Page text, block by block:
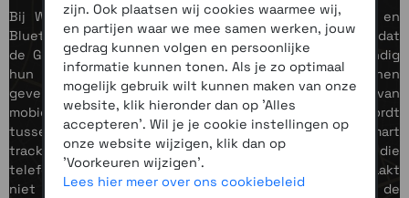
Bij WayPoint kun je ook terecht voor GPS-trackers en
Bluetooth smart trackers. Het verschil tussen deze 2 is dat
de GPS trackers stand alone trackers zijn en zelfstandig
hun positie kunnen bepalen en een locatie door kunnen
geven. de Bluetooth Smart trackers maken gebruik van
mobiele telefoons waarbij er onderscheid gemaakt wordt
tussen Apple en Android telefoons. Wanneer een smart
tracker in de buurt van een telefoon komt dan wordt via die
telefoon je locatie met het netwerk gedeeld. Het maakt
niet uit of die telefoon wel of niet gekoppeld is met de
zijn. Ook plaatsen wij cookies waarmee wij,
en partijen waar we mee samen werken, jouw
gedrag kunnen volgen en persoonlijke
informatie kunnen tonen. Als je zo optimaal
mogelijk gebruik wilt kunnen maken van onze
website, klik hieronder dan op 'Alles
accepteren'. Wil je je cookie instellingen op
onze website wijzigen, klik dan op
'Voorkeuren wijzigen'.
Lees hier meer over ons cookiebeleid